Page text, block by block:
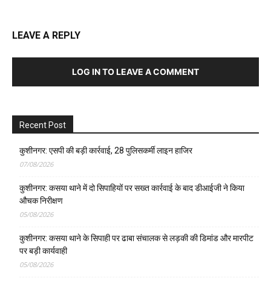
LEAVE A REPLY
LOG IN TO LEAVE A COMMENT
Recent Post
कुशीनगर: एसपी की बड़ी कार्रवाई, 28 पुलिसकर्मी लाइन हाजिर
07/08/2026
कुशीनगर: कसया थाने में दो सिपाहियों पर सख्त कार्रवाई के बाद डीआईजी ने किया
औचक निरीक्षण
05/08/2026
कुशीनगर: कसया थाने के सिपाही पर ढाबा संचालक से लड़की की डिमांड और मारपीट
पर बड़ी कार्यवाही
05/08/2026